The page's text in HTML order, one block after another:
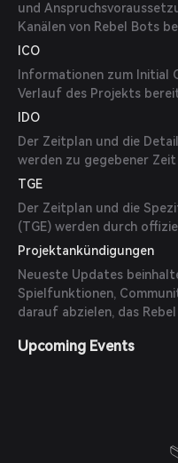
und
Kanälen von Rebel Bots
ICO
Informationen zum Initial
Verlauf des Projekts
IDO
Der Zeitplan und die
werden zu gegebener
TGE
Der Zeitplan und die
(TGE) werden durch
Projektankündigungen
Neueste Updates
Spielfunktionen,
darauf abzielen, das
Upcoming Events